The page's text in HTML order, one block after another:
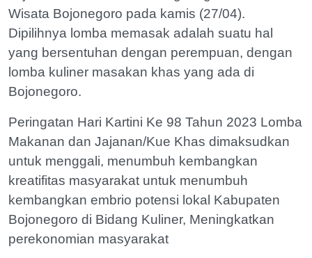
Wisata Bojonegoro pada kamis (27/04).
Dipilihnya lomba memasak adalah suatu hal
yang bersentuhan dengan perempuan, dengan
lomba kuliner masakan khas yang ada di
Bojonegoro.
Peringatan Hari Kartini Ke 98 Tahun 2023 Lomba
Makanan dan Jajanan/Kue Khas dimaksudkan
untuk menggali, menumbuh kembangkan
kreatifitas masyarakat untuk menumbuh
kembangkan embrio potensi lokal Kabupaten
Bojonegoro di Bidang Kuliner, Meningkatkan
perekonomian masyarakat